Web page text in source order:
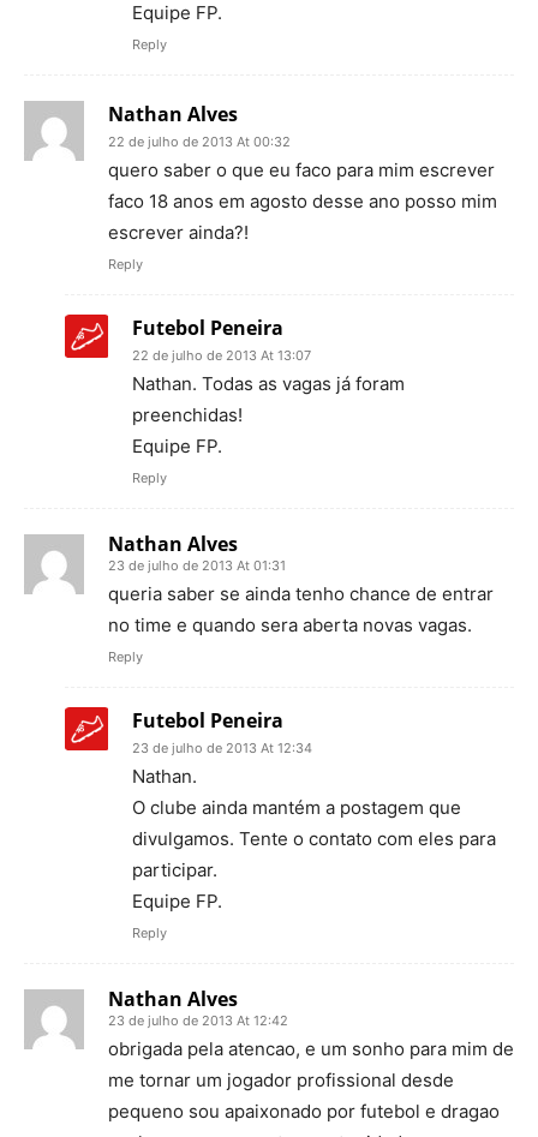
Equipe FP.
Reply
Nathan Alves
22 de julho de 2013 At 00:32
quero saber o que eu faco para mim escrever
faco 18 anos em agosto desse ano posso mim
escrever ainda?!
Reply
Futebol Peneira
22 de julho de 2013 At 13:07
Nathan. Todas as vagas já foram
preenchidas!
Equipe FP.
Reply
Nathan Alves
23 de julho de 2013 At 01:31
queria saber se ainda tenho chance de entrar
no time e quando sera aberta novas vagas.
Reply
Futebol Peneira
23 de julho de 2013 At 12:34
Nathan.
O clube ainda mantém a postagem que
divulgamos. Tente o contato com eles para
participar.
Equipe FP.
Reply
Nathan Alves
23 de julho de 2013 At 12:42
obrigada pela atencao, e um sonho para mim de
me tornar um jogador profissional desde
pequeno sou apaixonado por futebol e dragao